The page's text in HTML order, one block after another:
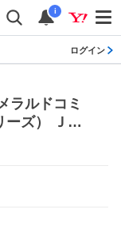
i
ログイン
ラルドコミ
ーズ） ＪＥ